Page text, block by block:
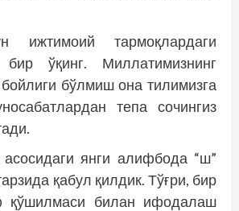
ижтимоий тармоқлардаги
ўқинг. Миллатимизнинг
бўлмиш она тилимизга
тепа сочингиз
янги алифбода “ш”
қабул қилдик. Тўғри, бир
қўшилмаси билан ифодалаш